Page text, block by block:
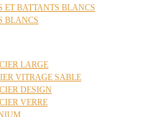
ET BATTANTS BLANCS
BLANCS
LARGE
VITRAGE SABLE
DESIGN
VERRE